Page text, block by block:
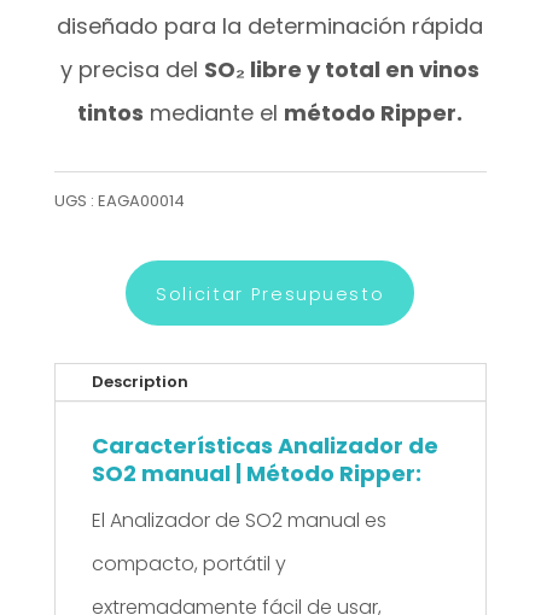
diseñado para la determinación rápida
y precisa del SO₂ libre y total en vinos
tintos mediante el método Ripper.
UGS : EAGA00014
Solicitar Presupuesto
Description
Características Analizador de
SO2 manual | Método Ripper:
El Analizador de SO2 manual es
compacto, portátil y
extremadamente fácil de usar,